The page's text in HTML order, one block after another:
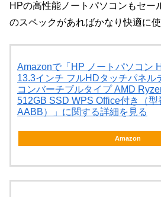
HPの高性能ノートパソコンもセー
のスペックがあればかなり快適に使
Amazonで「HP ノートパソコン
13.3インチ フルHDタッチパネル
コンバーチブルタイプ AMD
512GB SSD WPS Office付き（
AABB）」に関する詳細を見る
Amazon